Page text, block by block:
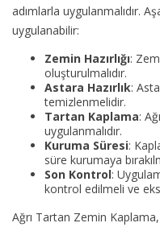
adımlarla uygulanmalıdır.
uygulanabilir:
Zemin Hazırlığı:
oluşturulmalıdır.
Astara Hazırlık:
temizlenmelidir.
Tartan Kaplama:
uygulanmalıdır.
Kuruma Süresi:
süre kurumaya
Son Kontrol:
kontrol edilmeli ve
Ağrı Tartan Zemin